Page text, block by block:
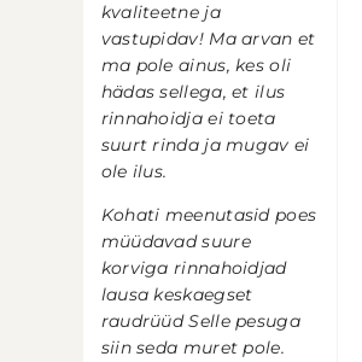
kvaliteetne ja
vastupidav! Ma arvan et
ma pole ainus, kes oli
hädas sellega, et ilus
rinnahoidja ei toeta
suurt rinda ja mugav ei
ole ilus.
Kohati meenutasid poes
müüdavad suure
korviga rinnahoidjad
lausa keskaegset
raudrüüd Selle pesuga
siin seda muret pole.